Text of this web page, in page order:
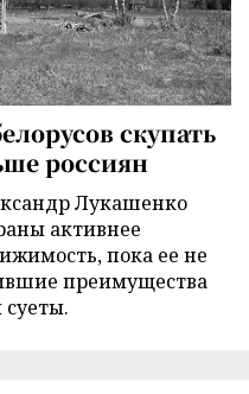
скупать
россиян
Лукашенко
активнее
пока ее не
преимущества
суеты.